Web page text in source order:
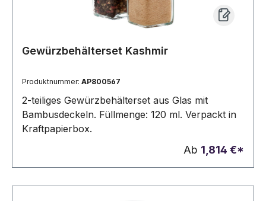
Gewürzbehälterset Kashmir
Produktnummer: AP800567
2-teiliges Gewürzbehälterset aus Glas mit
Bambusdeckeln. Füllmenge: 120 ml. Verpackt in
Kraftpapierbox.
Ab 1,814 €*